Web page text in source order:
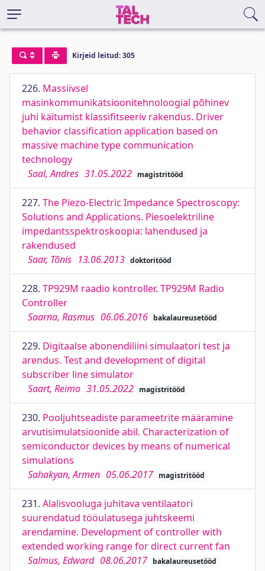
Kirjeid leitud: 305
226. Massiivsel
masinkommunikatsioonitehnoloogial põhinev
juhi käitumist klassifitseeriv rakendus. Driver
behavior classification application based on
massive machine type communication
technology
Saal, Andres 31.05.2022 magistritööd
227. The Piezo-Electric Impedance Spectroscopy:
Solutions and Applications. Piesoelektriline
impedantsspektroskoopia: lahendused ja
rakendused
Saar, Tõnis 13.06.2013 doktoritööd
228. TP929M raadio kontroller. TP929M Radio
Controller
Saarna, Rasmus 06.06.2016 bakalaureusetööd
229. Digitaalse abonendiliini simulaatori test ja
arendus. Test and development of digital
subscriber line simulator
Saart, Reimo 31.05.2022 magistritööd
230. Pooljuhtseadiste parameetrite määramine
arvutisimulatsioonide abil. Characterization of
semiconductor devices by means of numerical
simulations
Sahakyan, Armen 05.06.2017 magistritööd
231. Alalisvooluga juhitava ventilaatori
suurendatud tööulatusega juhtskeemi
arendamine. Development of controller with
extended working range for direct current fan
Salmus, Edward 08.06.2017 bakalaureusetööd